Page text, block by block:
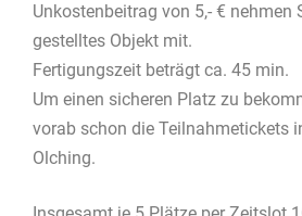
Unkostenbeitrag von 5,- € nehmen
gestelltes Objekt mit.
Fertigungszeit beträgt ca. 45 min.
Um einen sicheren Platz zu
vorab schon die Teilnahmetickets
Olching.